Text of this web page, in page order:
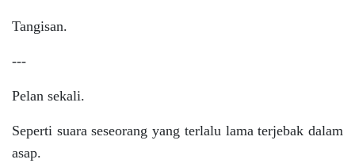
Tangisan.
---
Pelan sekali.
Seperti suara seseorang yang terlalu lama terjebak dalam
asap.